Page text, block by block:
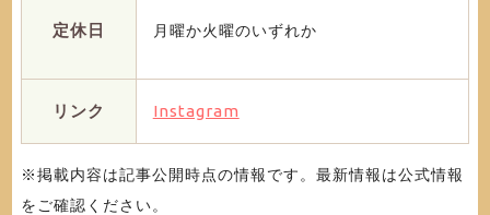
定休日 月曜か火曜のいずれか
リンク Instagram
※掲載内容は記事公開時点の情報です。最新情報は公式情報
をご確認ください。